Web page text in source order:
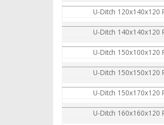
U-Ditch 120x140x120
U-Ditch 140x140x120
U-Ditch 150x100x120
U-Ditch 150x150x120
U-Ditch 150x170x120
U-Ditch 160x160x120